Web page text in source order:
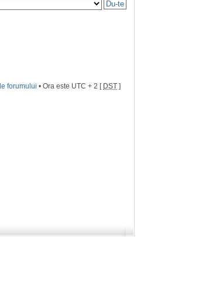
forumului • Ora este UTC + 2 [ DST ]